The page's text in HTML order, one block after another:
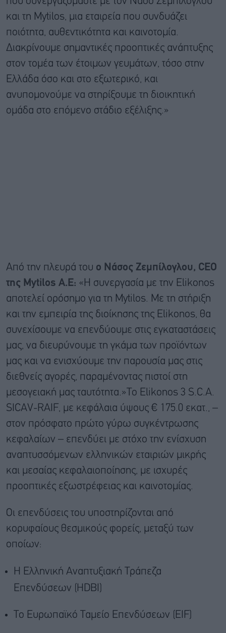
και τη Mytilos, μια εταιρεία που συνδυάζει
ποιότητα, αυθεντικότητα και καινοτομία.
Διακρίνουμε σημαντικές προοπτικές ανάπτυξης
στον τομέα των έτοιμων γευμάτων, τόσο στην
Ελλάδα όσο και στο εξωτερικό, και
ανυπομονούμε να στηρίξουμε τη διοικητική
ομάδα στο επόμενο στάδιο εξέλιξης.»
Από την πλευρά του ο Νάσος Ζεμπίλογλου, CEO
της Mytilos A.E: «Η συνεργασία με την Elikonos
αποτελεί ορόσημο για τη Mytilos. Με τη στήριξη
και την εμπειρία της διοίκησης της Elikonos, θα
συνεχίσουμε να επενδύουμε στις εγκαταστάσεις
μας, να διευρύνουμε τη γκάμα των προϊόντων
μας και να ενισχύουμε την παρουσία μας στις
διεθνείς αγορές, παραμένοντας πιστοί στη
μεσογειακή μας ταυτότητα.»Το Elikonos 3 S.C.A.
SICAV-RAIF, με κεφάλαια ύψους € 175.0 εκατ., –
στον πρόσφατο πρώτο γύρω συγκέντρωσης
κεφαλαίων – επενδύει με στόχο την ενίσχυση
αναπτυσσόμενων ελληνικών εταιριών μικρής
και μεσαίας κεφαλαιοποίησης, με ισχυρές
προοπτικές εξωστρέφειας και καινοτομίας.
Οι επενδύσεις του υποστηρίζονται από
κορυφαίους θεσμικούς φορείς, μεταξύ των
οποίων:
Η Ελληνική Αναπτυξιακή Τράπεζα
Επενδύσεων (HDBI)
Το Ευρωπαϊκό Ταμείο Επενδύσεων (EIF)